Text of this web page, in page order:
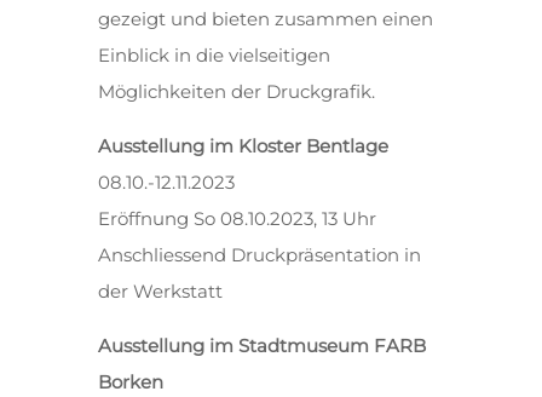
gezeigt und bieten zusammen einen
Einblick in die vielseitigen
Möglichkeiten der Druckgrafik.
Ausstellung im Kloster Bentlage
08.10.-12.11.2023
Eröffnung So 08.10.2023, 13 Uhr
Anschliessend Druckpräsentation in
der Werkstatt
Ausstellung im Stadtmuseum FARB
Borken